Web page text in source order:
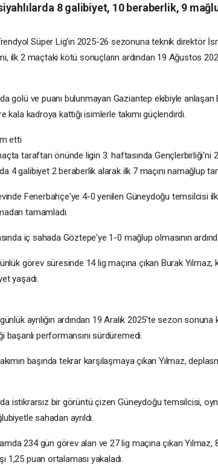
siyahlılarda 8 galibiyet, 10 beraberlik, 9
Süper Lig'in 2025-26 sezonuna teknik direktör
ilk 2 maçtaki kötü sonuçların ardından 19 Ağustos
golü ve puanı bulunmayan Gaziantep ekibiyle
kala kadroya kattığı isimlerle takımı güçlendirdi.
etti
taraftarı önünde ligin 3. haftasında Gençlerbirliği'ni
4 galibiyet 2 beraberlik alarak ilk 7 maçını namağlup
Fenerbahçe'ye 4-0 yenilen Güneydoğu temsilcisi
tamamladı.
iç sahada Göztepe'ye 1-0 mağlup olmasının
görev süresinde 14 lig maçına çıkan Burak Yılmaz,
yaşadı.
ayrılığın ardından 19 Aralık 2025'te sezon
başarılı performansını sürdüremedi.
başında tekrar karşılaşmaya çıkan Yılmaz,
istikrarsız bir görüntü çizen Güneydoğu temsilcisi,
sahadan ayrıldı.
234 gün görev alan ve 27 lig maçına çıkan Yılmaz,
1,25 puan ortalaması yakaladı.